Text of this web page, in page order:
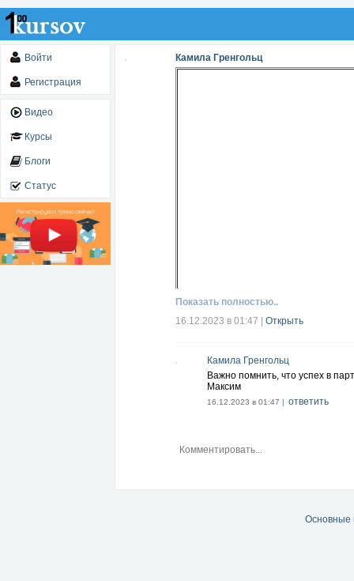
Войти
Регистрация
Видео
Курсы
Блоги
Статус
Камила Гренгольц
Показать полностью..
16.12.2023 в 01:47
Открыть
Камила Гренгольц
Важно помнить, что успех в
Максим
16.12.2023 в 01:47 | ответить
Основные